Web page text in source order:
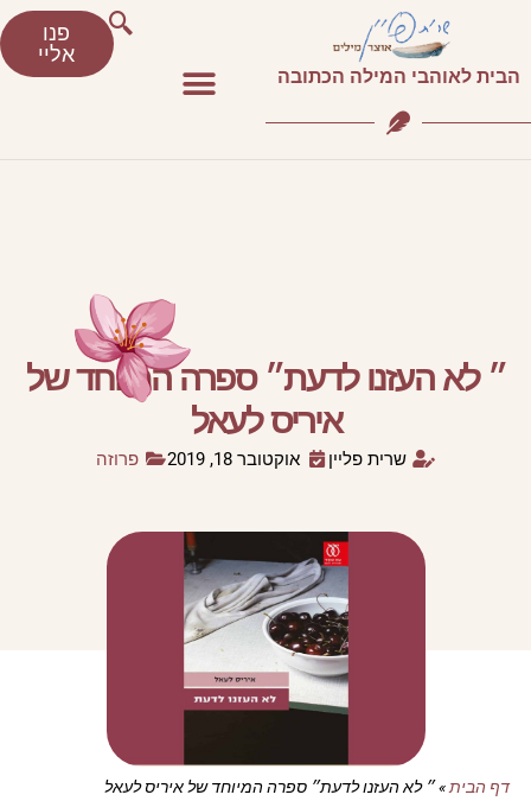
הבית לאוהבי המילה הכתובה
פנו
אליי
״ לא העזנו לדעת״ ספרה המיוחד של
איריס לעאל
שרית פליין אוקטובר 18, 2019 פרוזה
דף הבית»״ לא העזנו לדעת״ ספרה המיוחד של איריס לעאל